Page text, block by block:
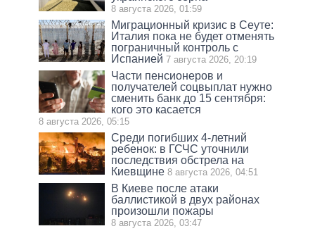
8 августа 2026, 01:59
Миграционный кризис в Сеуте:
Италия пока не будет отменять
пограничный контроль с
Испанией 7 августа 2026, 20:19
Части пенсионеров и
получателей соцвыплат нужно
сменить банк до 15 сентября:
кого это касается
8 августа 2026, 05:15
Среди погибших 4-летний
ребенок: в ГСЧС уточнили
последствия обстрела на
Киевщине 8 августа 2026, 04:51
В Киеве после атаки
баллистикой в двух районах
произошли пожары
8 августа 2026, 03:47